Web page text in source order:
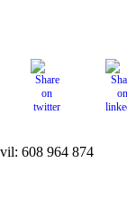
608 964 874